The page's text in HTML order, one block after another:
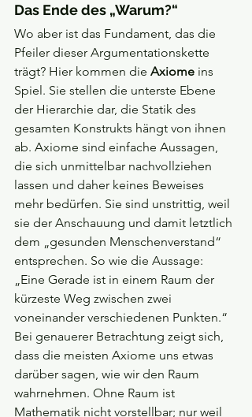
Das Ende des „Warum?“
Wo aber ist das Fundament, das die
Pfeiler dieser Argumentationskette
trägt? Hier kommen die Axiome ins
Spiel. Sie stellen die unterste Ebene
der Hierarchie dar, die Statik des
gesamten Konstrukts hängt von ihnen
ab. Axiome sind einfache Aussagen,
die sich unmittelbar nachvollziehen
lassen und daher keines Beweises
mehr bedürfen. Sie sind unstrittig, weil
sie der Anschauung und damit letztlich
dem „gesunden Menschenverstand“
entsprechen. So wie die Aussage:
„Eine Gerade ist in einem Raum der
kürzeste Weg zwischen zwei
voneinander verschiedenen Punkten.“
Bei genauerer Betrachtung zeigt sich,
dass die meisten Axiome uns etwas
darüber sagen, wie wir den Raum
wahrnehmen. Ohne Raum ist
Mathematik nicht vorstellbar; nur weil